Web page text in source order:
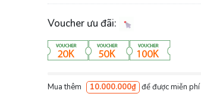
Voucher ưu đãi:
Mua thêm 10.000.000₫ để được miễn